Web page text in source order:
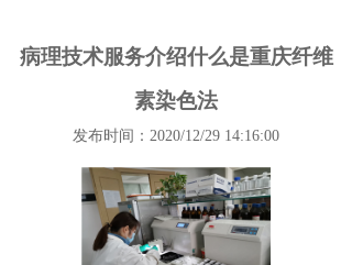
病理技术服务介绍什么是重庆纤维
素染色法
发布时间：2020/12/29 14:16:00